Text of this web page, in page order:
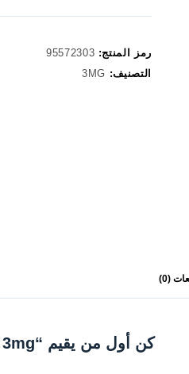
رمز المنتج: 95572303
التصنيف: 3MG
(0)
كن أول من يقيم “twist energy ice 3mg”